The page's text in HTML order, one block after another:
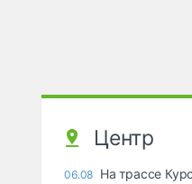
Центр
06.08 На трассе